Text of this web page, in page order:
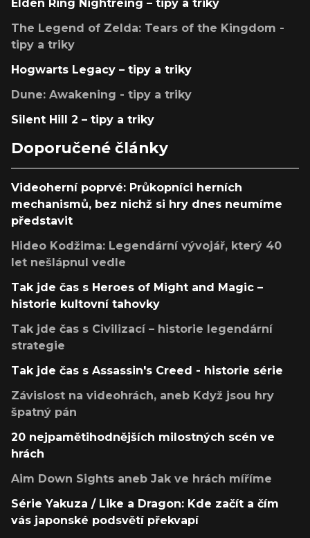
Elden Ring Nightreing – tipy a triky
The Legend of Zelda: Tears of the Kingdom -
tipy a triky
Hogwarts Legacy – tipy a triky
Dune: Awakening - tipy a triky
Silent Hill 2 – tipy a triky
Doporučené články
Videoherní poprvé: Průkopníci herních
mechanismů, bez nichž si hry dnes neumíme
představit
Hideo Kodžima: Legendární vývojář, který 40
let nešlápnul vedle
Tak jde čas s Heroes of Might and Magic –
historie kultovní tahovky
Tak jde čas s Civilizací – historie legendární
strategie
Tak jde čas s Assassin's Creed - historie série
Závislost na videohrách, aneb Když jsou hry
špatný pán
20 nejpamětihodnějších milostných scén ve
hrách
Aim Down Sights aneb Jak ve hrách míříme
Série Yakuza / Like a Dragon: Kde začít a čím
vás japonské podsvětí překvapí